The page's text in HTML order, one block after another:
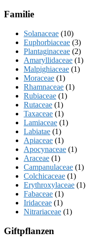
Familie
Solanaceae (10)
Euphorbiaceae (3)
Plantaginaceae (2)
Amaryllidaceae (1)
Malpighiaceae (1)
Moraceae (1)
Rhamnaceae (1)
Rubiaceae (1)
Rutaceae (1)
Taxaceae (1)
Lamiaceae (1)
Labiatae (1)
Apiaceae (1)
Apocynaceae (1)
Araceae (1)
Campanulaceae (1)
Colchicaceae (1)
Erythroxylaceae (1)
Fabaceae (1)
Iridaceae (1)
Nitrariaceae (1)
Giftpflanzen